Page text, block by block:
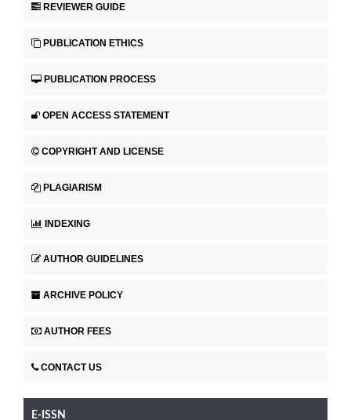
REVIEWER GUIDE
PUBLICATION ETHICS
PUBLICATION PROCESS
OPEN ACCESS STATEMENT
COPYRIGHT AND LICENSE
PLAGIARISM
INDEXING
AUTHOR GUIDELINES
ARCHIVE POLICY
AUTHOR FEES
CONTACT US
E-ISSN